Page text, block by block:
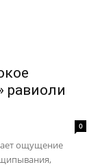
равиоли
0
ощущение